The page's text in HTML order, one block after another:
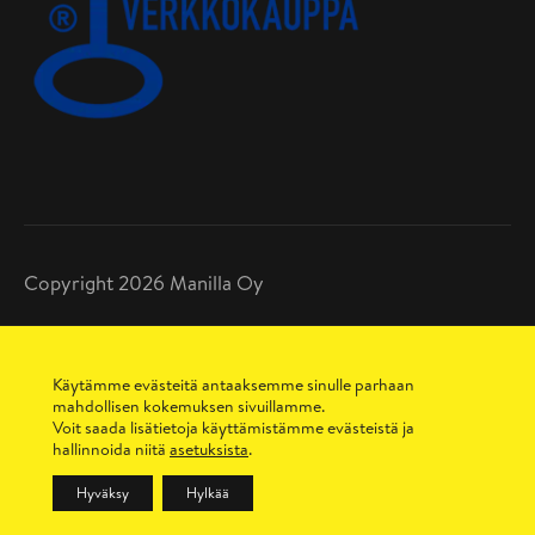
Copyright 2026 Manilla Oy
Tietosuojaseloste
Maksutavat
Sopimusehdot
Käytämme evästeitä antaaksemme sinulle parhaan
mahdollisen kokemuksen sivuillamme.
Voit saada lisätietoja käyttämistämme evästeistä ja
hallinnoida niitä asetuksista.
Hyväksy Hylkää